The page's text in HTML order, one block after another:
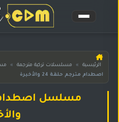
الرئيسية
مسلسلات
المترجمة
الرئيسية » مسلسلات تركية مترجمة »
اصطدام مترجم حلقة 24 والأخيرة